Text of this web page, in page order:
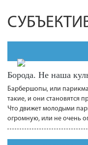
Борода. Не наша
Барбершопы, или
такие, и они становятся
Что движет молодыми
огромную, или не очень